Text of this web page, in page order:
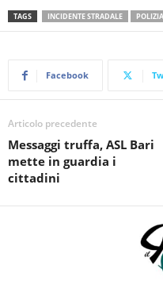
TAGS INCIDENTE STRADALE
Facebook
Articolo precedente
Messaggi truffa, ASL Bari
mette in guardia i
cittadini